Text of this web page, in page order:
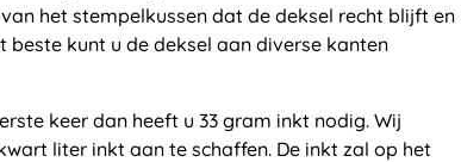
het stempelkussen dat de deksel recht blijft en
kunt u de deksel aan diverse kanten
keer dan heeft u 33 gram inkt nodig. Wij
liter inkt aan te schaffen. De inkt zal op het